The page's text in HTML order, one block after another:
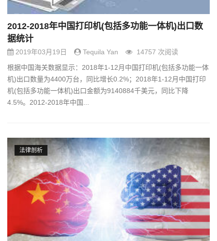
2012-2018年中国打印机(包括多功能一体机)出口数
据统计
2019年03月19日 Tequila Yan
14757 次阅读
根据中国海关数据显示：2018年1-12月中国打印机(包括多功能一体
机)出口数量为4400万台，同比增长0.2%；2018年1-12月中国打印
机(包括多功能一体机)出口金额为9140884千美元，同比下降
4.5%。2012-2018年中国...
法律剖析